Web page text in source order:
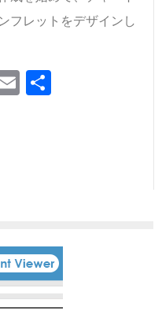
フレットをデザインし
Email